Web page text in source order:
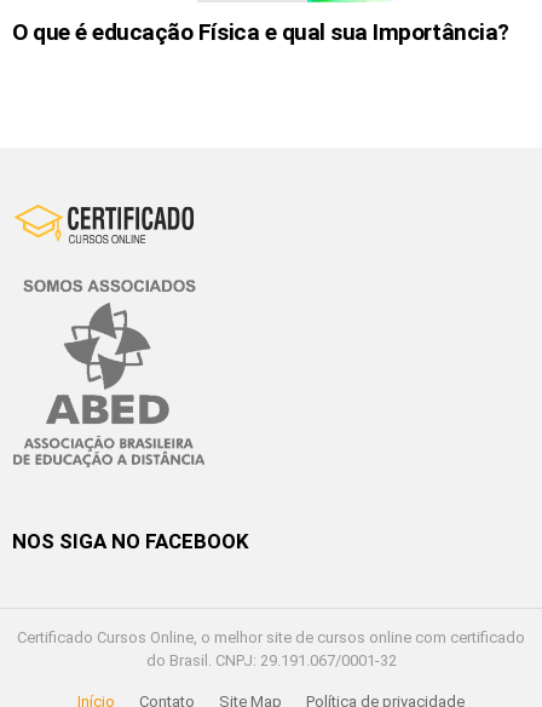
O que é educação Física e qual sua Importância?
NOS SIGA NO FACEBOOK
Certificado Cursos Online, o melhor site de cursos online com certificado
do Brasil. CNPJ: 29.191.067/0001-32
Início Contato Site Map Política de privacidade